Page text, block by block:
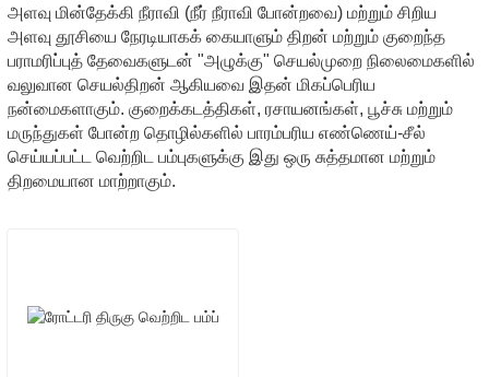
அளவு மின்தேக்கி நீராவி (நீர் நீராவி போன்றவை) மற்றும் சிறிய
அளவு தூசியை நேரடியாகக் கையாளும் திறன் மற்றும் குறைந்த
பராமரிப்புத் தேவைகளுடன் "அழுக்கு" செயல்முறை நிலைமைகளில்
வலுவான செயல்திறன் ஆகியவை இதன் மிகப்பெரிய
நன்மைகளாகும். குறைக்கடத்திகள், ரசாயனங்கள், பூச்சு மற்றும்
மருந்துகள் போன்ற தொழில்களில் பாரம்பரிய எண்ணெய்-சீல்
செய்யப்பட்ட வெற்றிட பம்புகளுக்கு இது ஒரு சுத்தமான மற்றும்
திறமையான மாற்றாகும்.